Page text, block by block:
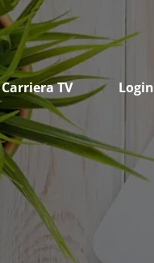
Carriera TV Login